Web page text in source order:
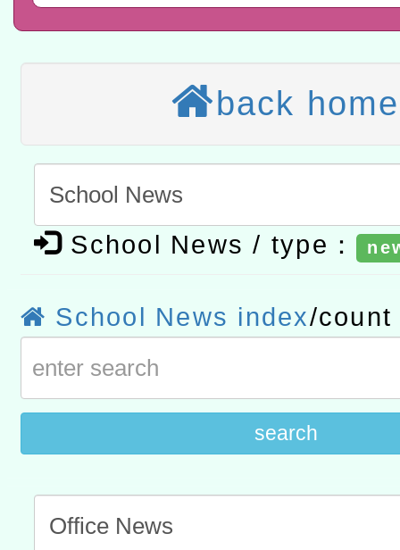
本館辦理115年度閱讀磐
A3數位素養講師名單
「數位內容與教學軟體線
t」
有關大陸委員會函釋公務
赴陸應申請許可一案
轉知經濟部水利署委託財
位及節水達人選拔活動」
市孔廟祈福系列活動—儒
航」
2026年桃園地景藝術節教
back home
School News / type：
School News index/count
search